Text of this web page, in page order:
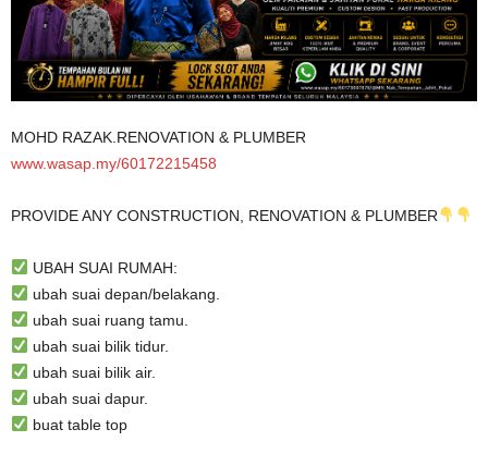
MOHD RAZAK.RENOVATION & PLUMBER
www.wasap.my/60172215458
PROVIDE ANY CONSTRUCTION, RENOVATION & PLUMBER
UBAH SUAI RUMAH:
ubah suai depan/belakang.
ubah suai ruang tamu.
ubah suai bilik tidur.
ubah suai bilik air.
ubah suai dapur.
buat table top